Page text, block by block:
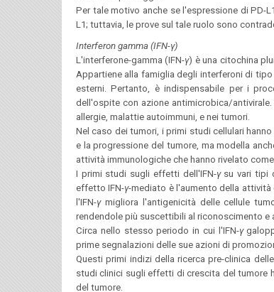
Per tale motivo anche se l'espressione di
L1; tuttavia, le prove sul tale ruolo sono
Interferon gamma (IFN-γ)
L'interferone-gamma (IFN-γ) è una citochina
Appartiene alla famiglia degli interferoni di
esterni. Pertanto, è indispensabile per i
dell'ospite con azione antimicrobica/
allergie, malattie autoimmuni, e nei tumori.
Nel caso dei tumori, i primi studi cellulari
e la progressione del tumore, ma modella
attività immunologiche che hanno rivelato
I primi studi sugli effetti dell'IFN-γsu vari tipi
effetto IFN-γ-mediato è l'aumento della
l'IFN-γmigliora l'antigenicità delle cellule
rendendole più suscettibili al riconoscimento
Circa nello stesso periodo in cui l'IFN-γ
prime segnalazioni delle sue azioni di
Questi primi indizi della ricerca pre-clinica
studi clinici sugli effetti di crescita del tumore
del tumore.